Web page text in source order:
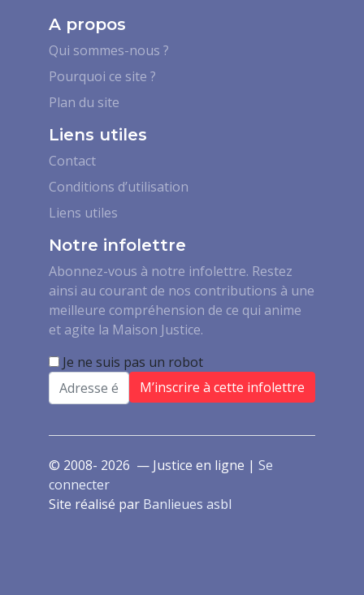
A propos
Qui sommes-nous ?
Pourquoi ce site ?
Plan du site
Liens utiles
Contact
Conditions d’utilisation
Liens utiles
Notre infolettre
Abonnez-vous à notre infolettre. Restez
ainsi au courant de nos contributions à une
meilleure compréhension de ce qui anime
et agite la Maison Justice.
Je ne suis pas un robot
Email
© 2008- 2026 — Justice en ligne | Se
connecter
Site réalisé par Banlieues asbl